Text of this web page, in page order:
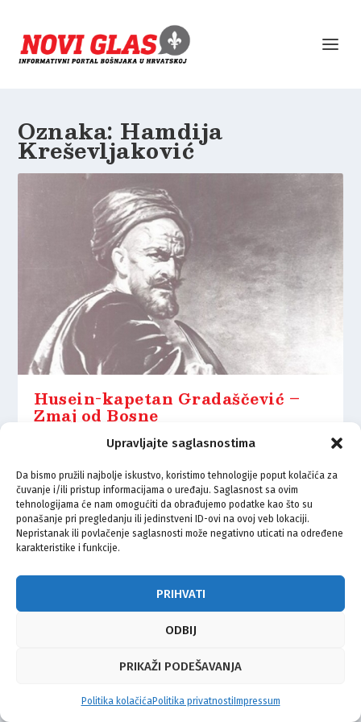
Upravljajte saglasnostima
Da bismo pružili najbolje iskustvo, koristimo tehnologije poput kolačića za
čuvanje i/ili pristup informacijama o uređaju. Saglasnost sa ovim
tehnologijama će nam omogućiti da obrađujemo podatke kao što su
ponašanje pri pregledanju ili jedinstveni ID-ovi na ovoj veb lokaciji.
Nepristanak ili povlačenje saglasnosti može negativno uticati na određene
karakteristike i funkcije.
PRIHVATI
ODBIJ
PRIKAŽI PODEŠAVANJA
Politika kolačićaPolitika privatnosti Impressum
Oznaka: Hamdija
Kreševljaković
Husein-kapetan Gradaščević –
Zmaj od Bosne
© Vijeće bošnjačke nacionalne manjine Grada Zagreba 2026